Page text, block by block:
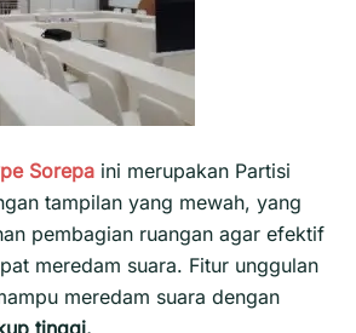
Sorepa ini merupakan Partisi
tampilan yang mewah, yang
pembagian ruangan agar efektif
meredam suara. Fitur unggulan
meredam suara dengan
tinggi.